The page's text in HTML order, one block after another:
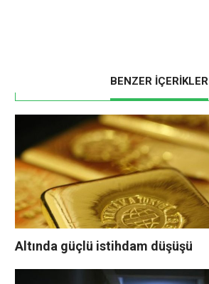
BENZER İÇERİKLER
Altında güçlü istihdam düşüşü